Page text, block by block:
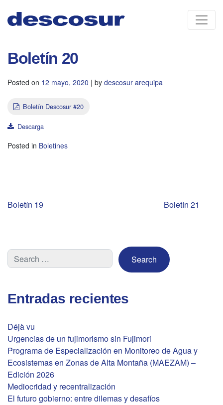
content
Boletín 20
Posted on 12 mayo, 2020 | by descosur arequipa
Boletín Descosur #20
Descarga
Posted in Boletines
Navegación
entradas
Boletín 19 Boletín 21
Entradas recientes
Déjà vu
Urgencias de un fujimorismo sin Fujimori
Programa de Especialización en Monitoreo de Agua y
Ecosistemas en Zonas de Alta Montaña (MAEZAM) –
Edición 2026
Mediocridad y recentralización
El futuro gobierno: entre dilemas y desafíos